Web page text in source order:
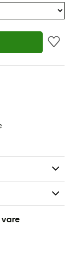
vare